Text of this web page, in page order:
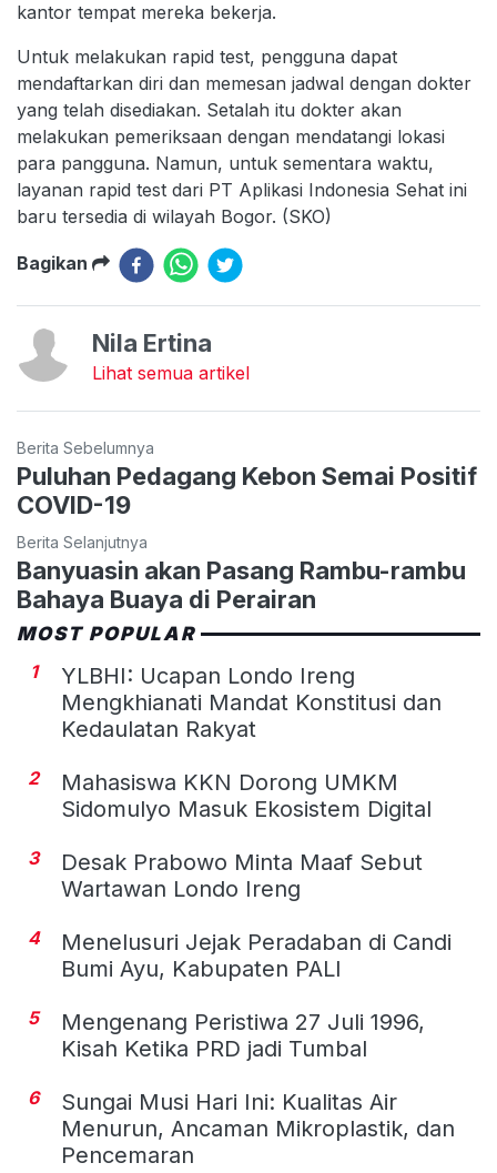
kantor tempat mereka bekerja.
Untuk melakukan rapid test, pengguna dapat
mendaftarkan diri dan memesan jadwal dengan dokter
yang telah disediakan. Setalah itu dokter akan
melakukan pemeriksaan dengan mendatangi lokasi
para pangguna. Namun, untuk sementara waktu,
layanan rapid test dari PT Aplikasi Indonesia Sehat ini
baru tersedia di wilayah Bogor. (SKO)
Bagikan
Nila Ertina
Lihat semua artikel
Berita Sebelumnya
Puluhan Pedagang Kebon Semai Positif
COVID-19
Berita Selanjutnya
Banyuasin akan Pasang Rambu-rambu
Bahaya Buaya di Perairan
MOST POPULAR
1
YLBHI: Ucapan Londo Ireng
Mengkhianati Mandat Konstitusi dan
Kedaulatan Rakyat
2
Mahasiswa KKN Dorong UMKM
Sidomulyo Masuk Ekosistem Digital
3
Desak Prabowo Minta Maaf Sebut
Wartawan Londo Ireng
4
Menelusuri Jejak Peradaban di Candi
Bumi Ayu, Kabupaten PALI
5
Mengenang Peristiwa 27 Juli 1996,
Kisah Ketika PRD jadi Tumbal
6
Sungai Musi Hari Ini: Kualitas Air
Menurun, Ancaman Mikroplastik, dan
Pencemaran